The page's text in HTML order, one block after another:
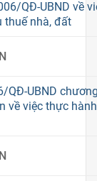
QĐ-UBND về
thuế nhà, đất
QĐ-UBND
về việc thực